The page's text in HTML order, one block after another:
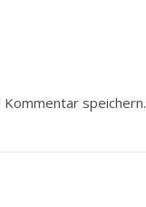
speichern.